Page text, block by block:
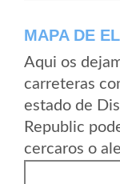
MAPA DE
Aqui os
carreteras
estado de
Republic
cercaros o